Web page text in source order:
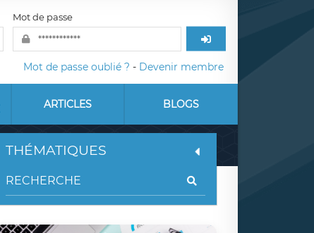
Mot de passe
Mot de passe oublié ? - Devenir membre
ARTICLES BLOGS
THÉMATIQUES